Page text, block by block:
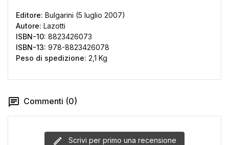
Editore: Bulgarini (5 luglio 2007)
Autore: Lazotti
ISBN-10: 8823426073
ISBN-13: 978-8823426078
Peso di spedizione: 2,1 Kg
Commenti (0)
Scrivi per primo una recensione